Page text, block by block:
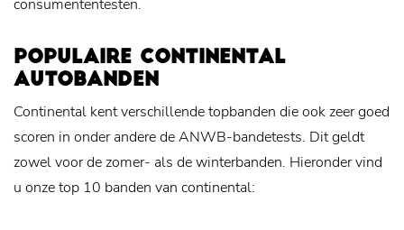
consumententesten.
POPULAIRE CONTINENTAL
AUTOBANDEN
Continental kent verschillende topbanden die ook zeer goed
scoren in onder andere de ANWB-bandetests. Dit geldt
zowel voor de zomer- als de winterbanden. Hieronder vind
u onze top 10 banden van continental: